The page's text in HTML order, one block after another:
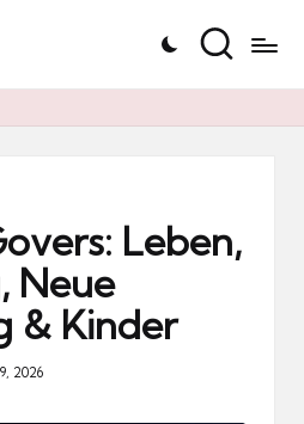
Leben,
Neue
& Kinder
2026